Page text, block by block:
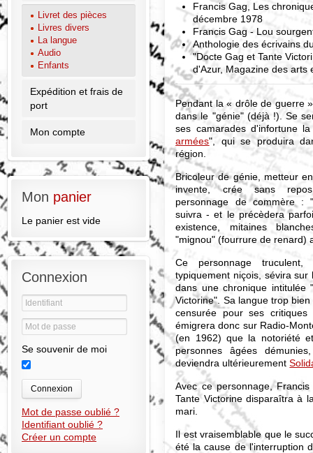
Francis Gag, Les
décembre 1978
Francis Gag - Lou
Anthologie des écrivains
"Docte Gag et Tante
d'Azur, Magazine des arts
Pendant la « drôle de guerre
dans le "génie" (déjà !). Se
ses camarades d'infortune
armées", qui se produira
région.
Bricoleur de génie, metteur
invente, crée sans
personnage de commère :
suivra - et le précèdera
existence, mitaines
"mignou" (fourrure de renard)
Ce personnage
typiquement niçois, sévira sur
dans une chronique intitulée
Victorine". Sa langue trop
censurée pour ses critiques
émigrera donc sur Radio-
(en 1962) que la notoriété
personnes âgées
deviendra ultérieurement
Avec ce personnage,
Tante Victorine disparaîtra à
mari.
Il est vraisemblable que le
été la cause de l'interruption
Livret des pièces
Livres divers
La langue
Audio
Enfants
Expédition et frais de
port
Mon compte
Mon panier
Le panier est vide
Connexion
Se souvenir de moi
Connexion
Mot de passe oublié ?
Identifiant oublié ?
Créer un compte